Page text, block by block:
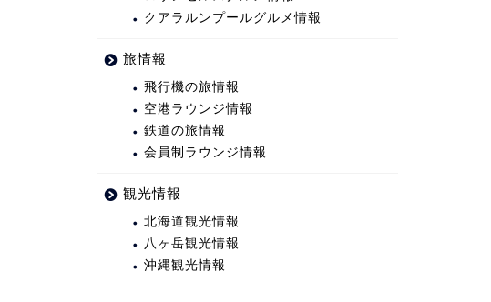
クアラルンプールグルメ情報
旅情報
飛行機の旅情報
空港ラウンジ情報
鉄道の旅情報
会員制ラウンジ情報
観光情報
北海道観光情報
八ヶ岳観光情報
沖縄観光情報